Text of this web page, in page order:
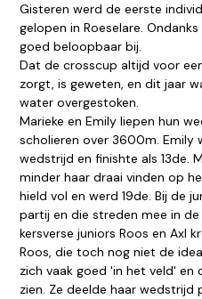
Gisteren werd de eerste
gelopen in Roeselare.
goed beloopbaar bij.
Dat de crosscup altijd voor
zorgt, is geweten, en dit jaar
water overgestoken.
Marieke en Emily liepen hun
scholieren over 3600m. Emily
wedstrijd en finishte als 13de.
minder haar draai vinden op
hield vol en werd 19de. Bij de
partij en die streden mee in
kersverse juniors Roos en Axl
Roos, die toch nog niet de
zich vaak goed 'in het veld'
zien. Ze deelde haar